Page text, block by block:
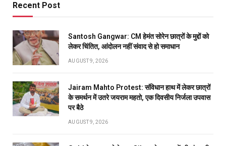
Recent Post
Santosh Gangwar: CM हेमंत सोरेन छात्रों के मुद्दों को
लेकर चिंतित, आंदोलन नहीं संवाद से हो समाधान
AUGUST 9, 2026
Jairam Mahto Protest: संविधान हाथ में लेकर छात्रों
के समर्थन में उतरे जयराम महतो, एक दिवसीय निर्जला उपवास
पर बैठे
AUGUST 9, 2026